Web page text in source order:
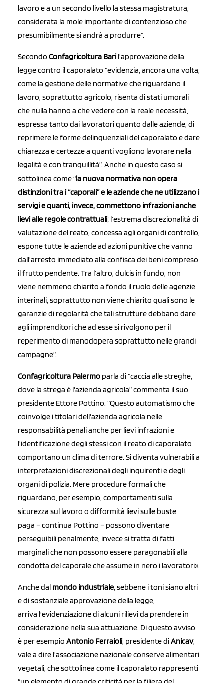
lavoro e a un secondo livello la stessa magistratura,
considerata la mole importante di contenzioso che
presumibilmente si andrà a produrre”.
Secondo Confagricoltura Bari l'approvazione della
legge contro il caporalato “evidenzia, ancora una volta,
come la gestione delle normative che riguardano il
lavoro, soprattutto agricolo, risenta di stati umorali
che nulla hanno a che vedere con la reale necessità,
espressa tanto dai lavoratori quanto dalle aziende, di
reprimere le forme delinquenziali del caporalato e dare
chiarezza e certezze a quanti vogliono lavorare nella
legalità e con tranquillità”. Anche in questo caso si
sottolinea come “la nuova normativa non opera
distinzioni tra i “caporali” e le aziende che ne utilizzano i
servigi e quanti, invece, commettono infrazioni anche
lievi alle regole contrattuali; l’estrema discrezionalità di
valutazione del reato, concessa agli organi di controllo,
espone tutte le aziende ad azioni punitive che vanno
dall’arresto immediato alla confisca dei beni compreso
il frutto pendente. Tra l’altro, dulcis in fundo, non
viene nemmeno chiarito a fondo il ruolo delle agenzie
interinali, soprattutto non viene chiarito quali sono le
garanzie di regolarità che tali strutture debbano dare
agli imprenditori che ad esse si rivolgono per il
reperimento di manodopera soprattutto nelle grandi
campagne”.
Confagricoltura Palermo parla di “caccia alle streghe,
dove la strega è l'azienda agricola” commenta il suo
presidente Ettore Pottino. “Questo automatismo che
coinvolge i titolari dell'azienda agricola nelle
responsabilità penali anche per lievi infrazioni e
l'identificazione degli stessi con il reato di caporalato
comportano un clima di terrore. Si diventa vulnerabili a
interpretazioni discrezionali degli inquirenti e degli
organi di polizia. Mere procedure formali che
riguardano, per esempio, comportamenti sulla
sicurezza sul lavoro o difformità lievi sulle buste
paga – continua Pottino – possono diventare
perseguibili penalmente, invece si tratta di fatti
marginali che non possono essere paragonabili alla
condotta del caporale che assume in nero i lavoratori».
Anche dal mondo industriale, sebbene i toni siano altri
e di sostanziale approvazione della legge,
arriva l'evidenziazione di alcuni rilievi da prendere in
considerazione nella sua attuazione. Di questo avviso
è per esempio Antonio Ferraioli, presidente diAnicav,
vale a dire l'associazione nazionale conserve alimentari
vegetali, che sottolinea come il caporalato rappresenti